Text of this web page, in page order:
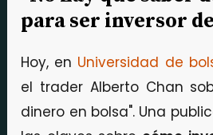
para ser inversor
Hoy, en Universidad de
el trader Alberto Chan
dinero en bolsa". Una